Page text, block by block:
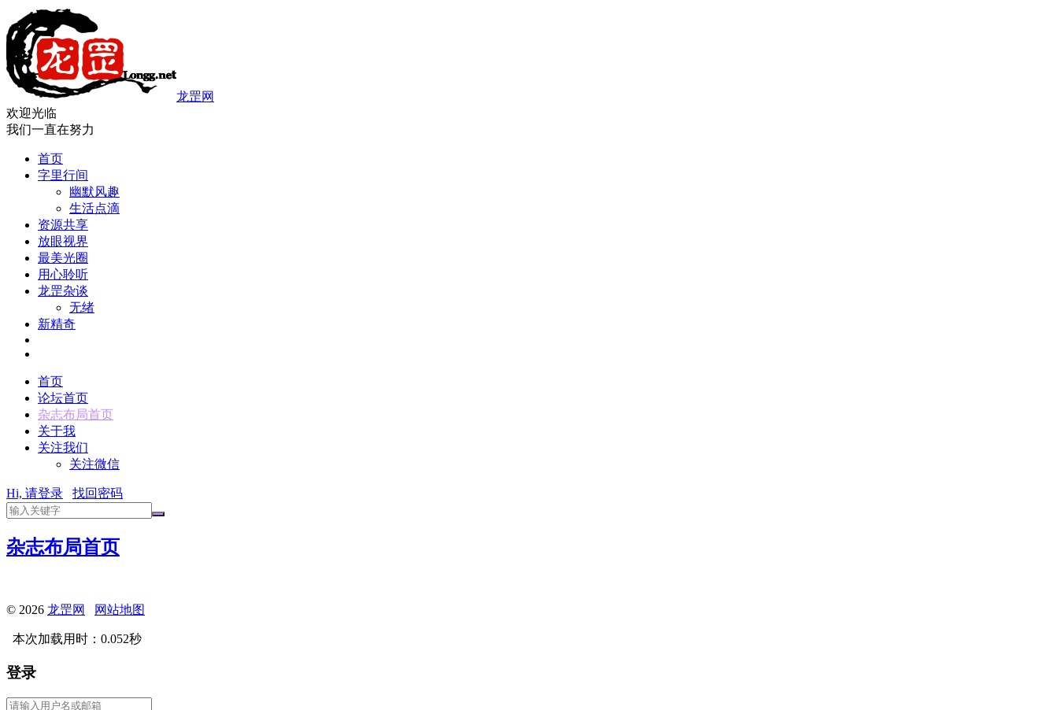
龙罡网
欢迎光临
我们一直在努力
首页
字里行间
幽默风趣
生活点滴
资源共享
放眼视界
最美光圈
用心聆听
龙罡杂谈
无绪
新精奇
首页
论坛首页
杂志布局首页
关于我
关注我们
关注微信
Hi, 请登录 找回密码
杂志布局首页
© 2026 龙罡网 网站地图
本次加载用时：0.052秒
登录